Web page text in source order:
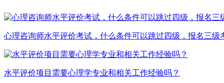
心理咨询师水平评价考试，什么条件可以跳过四级，报名三级
水平评价项目需要心理学专业和相关工作经验吗？